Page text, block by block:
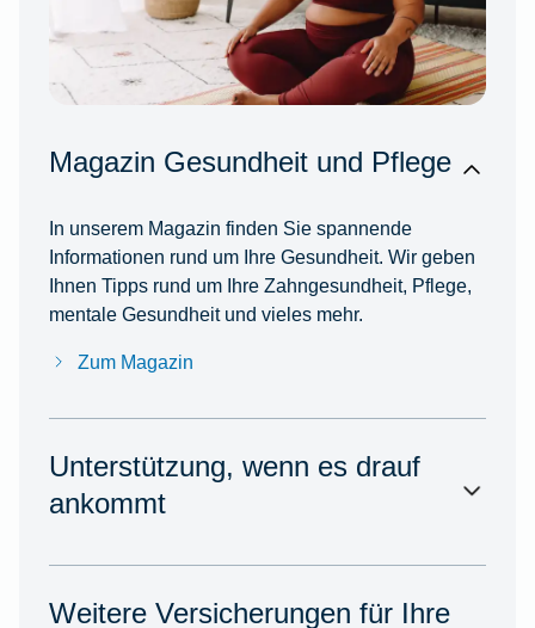
Magazin Gesundheit und Pflege
In unserem Magazin finden Sie spannende
Informationen rund um Ihre Gesundheit. Wir geben
Ihnen Tipps rund um Ihre Zahngesundheit, Pflege,
mentale Gesundheit und vieles mehr.
Zum Magazin
Unterstützung, wenn es drauf
ankommt
Weitere Versicherungen für Ihre